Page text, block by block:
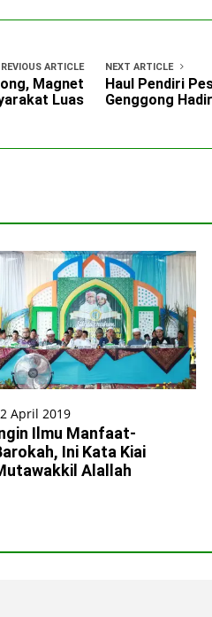
ARTICLE
Magnet
Luas
NEXT ARTICLE
Haul Pendiri
Genggong
April 2019
Ilmu Manfaat-
Ini Kata Kiai
Alallah